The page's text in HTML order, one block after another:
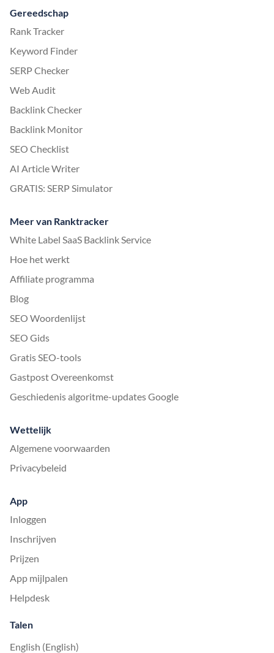
Gereedschap
Rank Tracker
Keyword Finder
SERP Checker
Web Audit
Backlink Checker
Backlink Monitor
SEO Checklist
AI Article Writer
GRATIS: SERP Simulator
Meer van Ranktracker
White Label SaaS Backlink Service
Hoe het werkt
Affiliate programma
Blog
SEO Woordenlijst
SEO Gids
Gratis SEO-tools
Gastpost Overeenkomst
Geschiedenis algoritme-updates Google
Wettelijk
Algemene voorwaarden
Privacybeleid
App
Inloggen
Inschrijven
Prijzen
App mijlpalen
Helpdesk
Talen
English (English)